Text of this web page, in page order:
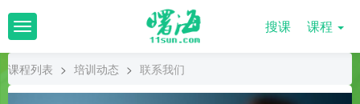
T
o
g
l
搜课 课程
课程列表 > 培训动态 > 联系我们